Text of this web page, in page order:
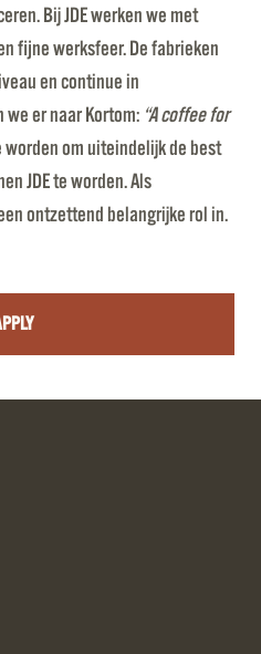
Bij JDE werken we met
fijne werksfeer. De fabrieken
en continue in
er naar Kortom: “A coffee for
worden om uiteindelijk de best
JDE te worden. Als
ontzettend belangrijke rol in.